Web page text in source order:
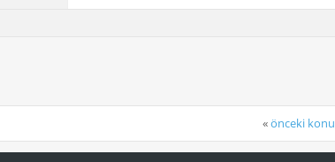
«önceki konu